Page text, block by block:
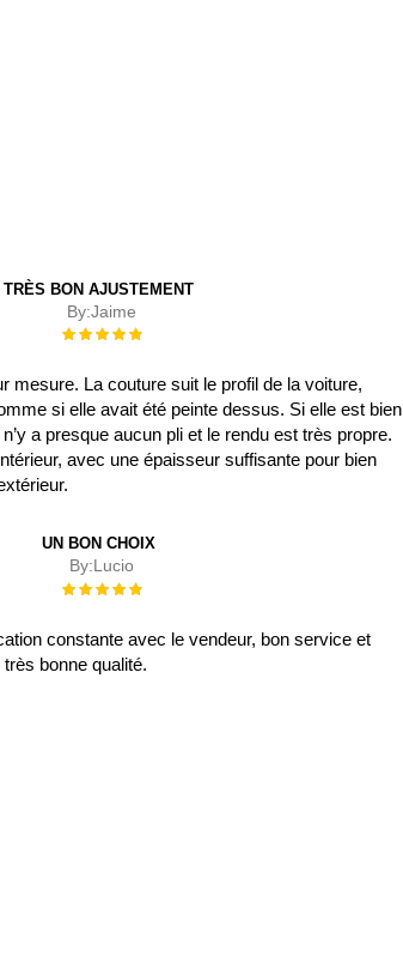
TRÈS BON AJUSTEMENT
By:Jaime
Évaluation :
mesure. La couture suit le profil de la voiture,
si elle avait été peinte dessus. Si elle est bien
a presque aucun pli et le rendu est très propre.
avec une épaisseur suffisante pour bien
UN BON CHOIX
By:Lucio
Évaluation :
constante avec le vendeur, bon service et
bonne qualité.